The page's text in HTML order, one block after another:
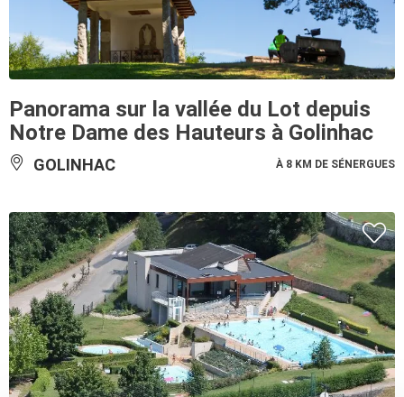
Panorama sur la vallée du Lot depuis
Notre Dame des Hauteurs à Golinhac
GOLINHAC À 8 KM DE SÉNERGUES